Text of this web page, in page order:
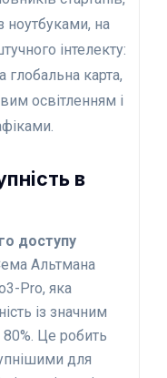
в
доступу
Альтмана
Pro, яка
із значним
Це робить
для